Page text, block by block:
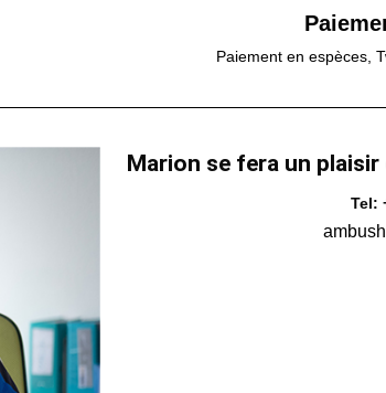
Paiement en espèces,
Marion se fera un
Tel: